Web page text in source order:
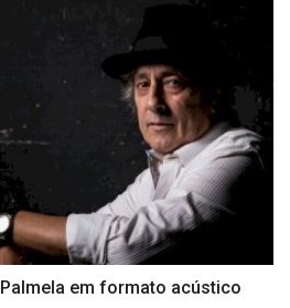
em formato acústico